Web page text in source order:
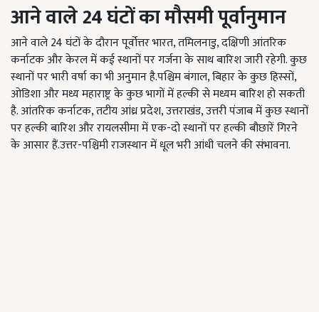
आनेवाले24घंटोंकामौसमीपूर्वानुमान
आने वाले 24 घंटों के दौरान पूर्वोत्तर भारत, तमिलनाडु, दक्षिणी आंतरिक
कर्नाटक और केरल में कई स्थानों पर गर्जना के साथ बारिश जारी रहेगी. कुछ
स्थानों पर भारी वर्षा का भी अनुमान है.पश्चिम बंगाल, बिहार के कुछ हिस्सों,
ओडिशा और मध्य महाराष्ट्र के कुछ भागों में हल्की से मध्यम बारिश हो सकती
है. आंतरिक कर्नाटक, तटीय आंध्र प्रदेश, उत्तराखंड, उत्तरी पंजाब में कुछ स्थानों
पर हल्की बारिश और रायलसीमा में एक-दो स्थानों पर हल्की बौछारें गिरने
के आसार हैं.उत्तर-पश्चिमी राजस्थान में धूल भरी आंधी चलने की संभावना.